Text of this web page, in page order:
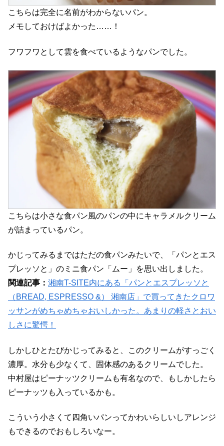
こちらは完全に名前がわからないパン。
メモしておけばよかった……！
フワフワとして雲を食べているようなパンでした。
こちらは小さな食パン風のパンの中にキャラメルクリーム
が詰まっているパン。
かじってみるまではただの食パンみたいで、「パンとエス
プレッソと」のミニ食パン「ムー」を思い出しました。
関連記事： 湘南T-SITE内にある「パンとエスプレッソと
（BREAD, ESPRESSO &） 湘南店」で買ってきたクロワ
ッサンがめちゃめちゃおいしかった。あまりの軽さとおい
しさに驚愕！
しかしひとたびかじってみると、このクリームがすっごく
濃厚。水分も少なくて、固体感のあるクリームでした。
中村屋はピーナッツクリームも有名なので、もしかしたら
ピーナッツも入っているかも。
こういう小さくて四角いパンってかわいらしいしアレンジ
もできるのでおもしろいなー。